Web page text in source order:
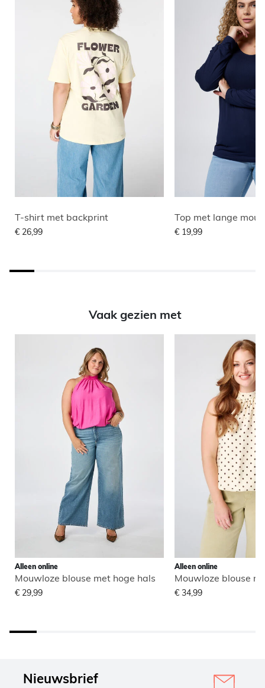
T-shirt met backprint
€ 26,99
Top met lange
€ 19,99
Vaak gezien met
Alleen online
Mouwloze blouse met hoge hals
€ 29,99
Alleen online
Mouwloze blouse
€ 34,99
Nieuwsbrief